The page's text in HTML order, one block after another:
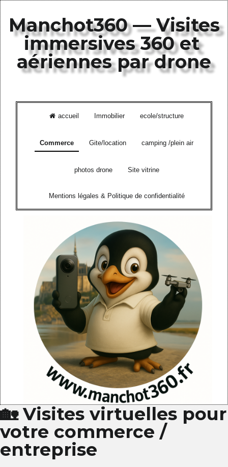
Manchot360 — Visites
immersives 360 et
aériennes par drone
 accueil Immobilier ecole/structure
Commerce Gite/location camping /plein air
photos drone Site vitrine
Mentions légales & Politique de confidentialité
🏡 Visites virtuelles pour
votre commerce /
entreprise